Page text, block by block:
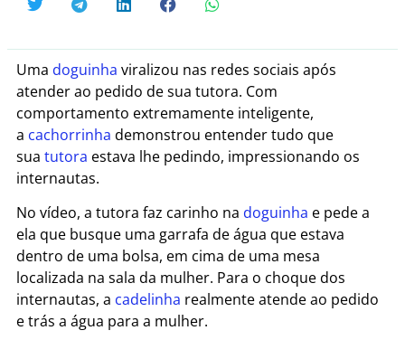
Uma doguinha viralizou nas redes sociais após
atender ao pedido de sua tutora. Com
comportamento extremamente inteligente,
a cachorrinha demonstrou entender tudo que
sua tutora estava lhe pedindo, impressionando os
internautas.
No vídeo, a tutora faz carinho na doguinha e pede a
ela que busque uma garrafa de água que estava
dentro de uma bolsa, em cima de uma mesa
localizada na sala da mulher. Para o choque dos
internautas, a cadelinha realmente atende ao pedido
e trás a água para a mulher.